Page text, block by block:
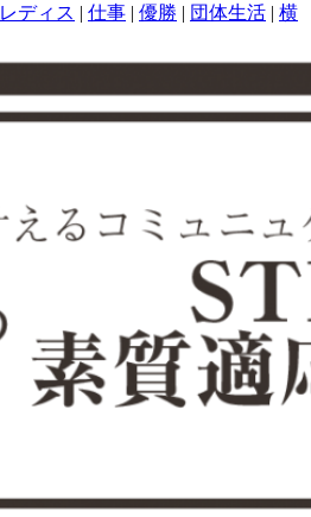
レディス | 仕事 | 優勝 | 団体生活 | 横